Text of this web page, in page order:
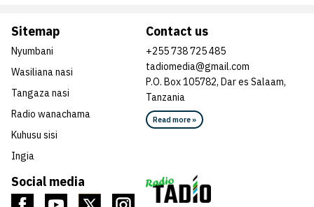
Social media
Sitemap
Nyumbani
Wasiliana nasi
Tangaza nasi
Radio wanachama
Kuhusu sisi
Ingia
Contact us
+255 738 725 485
tadiomedia@gmail.com
P.O. Box 105782, Dar es Salaam,
Tanzania
Read more »